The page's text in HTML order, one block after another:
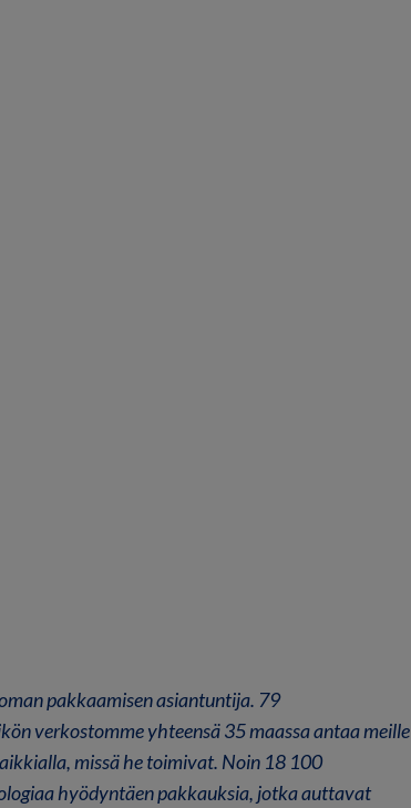
pakkaamisen asiantuntija. 79
verkostomme yhteensä 35 maassa antaa meille
missä he toimivat. Noin 18 100
hyödyntäen pakkauksia, jotka auttavat